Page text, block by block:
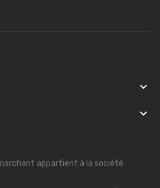
keyboard_arrow_down
keyboard_arrow_down
appartient à la société